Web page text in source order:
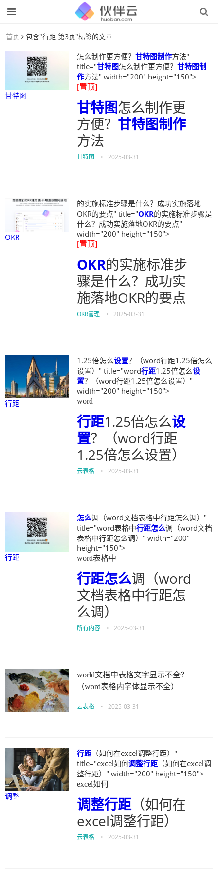
首页 包含"行距 第3页"标签的文章
甘特图
怎么制作更方便？ 甘特图制作方法"
title="甘特图怎么制作更方便？ 甘特图制
作方法" width="200" height="150">
[置顶]
甘特图怎么制作更
方便？ 甘特图制作
方法
甘特图 • 2025-03-31
OKR
的实施标准步骤是什么？成功实施落地
OKR的要点" title="OKR的实施标准步骤是
什么？成功实施落地OKR的要点"
width="200" height="150">
[置顶]
OKR的实施标准步
骤是什么？成功实
施落地OKR的要点
OKR管理 • 2025-03-31
行距
1.25倍怎么设置？（word行距1.25倍怎么
设置）" title="word行距1.25倍怎么设
置？（word行距1.25倍怎么设置）"
width="200" height="150">
word
行距1.25倍怎么设
置？（word行距
1.25倍怎么设置）
云表格 • 2025-03-31
行距
怎么调（word文档表格中行距怎么调）"
title="word表格中行距怎么调（word文档
表格中行距怎么调）" width="200"
height="150">
word表格中
行距怎么调（word
文档表格中行距怎
么调）
所有内容 • 2025-03-31
world文档中表格文字显示不全？
（word表格内字体显示不全）
云表格 • 2025-03-31
调整
行距 （如何在excel调整行距）"
title="excel如何调整行距 （如何在excel调
整行距）" width="200" height="150">
excel如何
调整行距（如何在
excel调整行距）
云表格 • 2025-03-31